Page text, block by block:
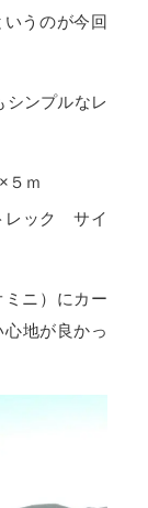
うのが今回
シンプルなレ
５ｍ
レック サイ
ニ）にカー
地が良かっ